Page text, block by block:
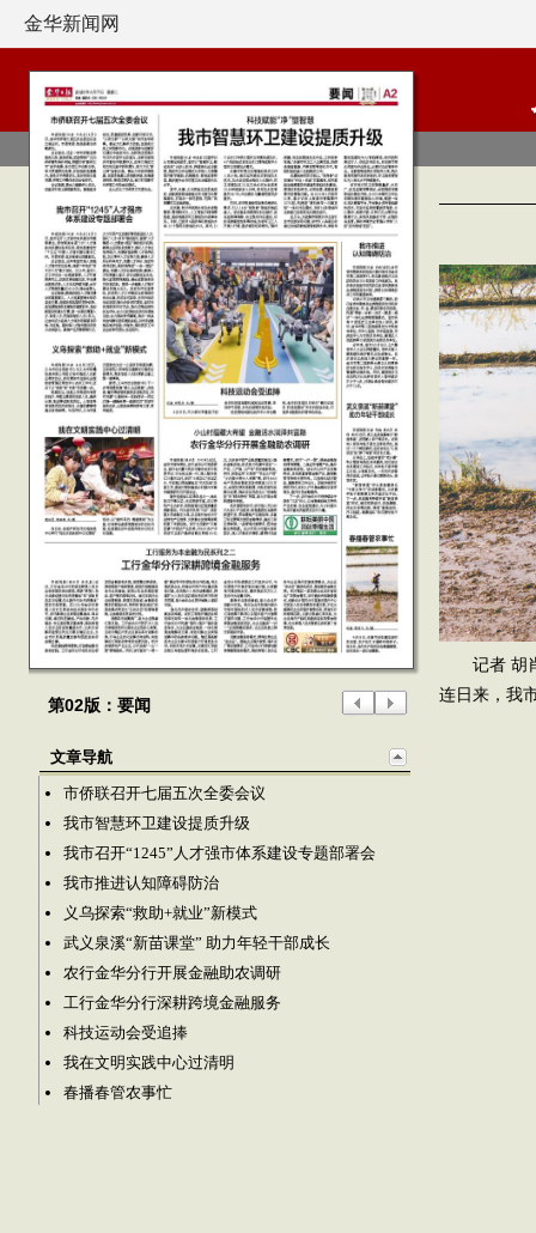
金华新闻网
第02版：要闻
文章导航
市侨联召开七届五次全委会议
我市智慧环卫建设提质升级
我市召开“1245”人才强市体系建设专题部署会
我市推进认知障碍防治
义乌探索“救助+就业”新模式
武义泉溪“新苗课堂” 助力年轻干部成长
农行金华分行开展金融助农调研
工行金华分行深耕跨境金融服务
科技运动会受追捧
我在文明实践中心过清明
春播春管农事忙
记者 胡
连日来，我